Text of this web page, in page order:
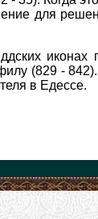
для
иконах
(829 -
в Едессе.